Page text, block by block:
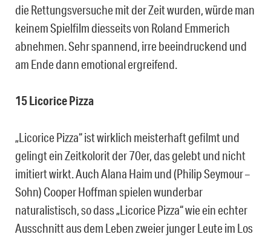
die Rettungsversuche mit der Zeit wurden, würde man
keinem Spielfilm diesseits von Roland Emmerich
abnehmen. Sehr spannend, irre beeindruckend und
am Ende dann emotional ergreifend.
15 Licorice Pizza
„Licorice Pizza“ ist wirklich meisterhaft gefilmt und
gelingt ein Zeitkolorit der 70er, das gelebt und nicht
imitiert wirkt. Auch Alana Haim und (Philip Seymour –
Sohn) Cooper Hoffman spielen wunderbar
naturalistisch, so dass „Licorice Pizza“ wie ein echter
Ausschnitt aus dem Leben zweier junger Leute im Los